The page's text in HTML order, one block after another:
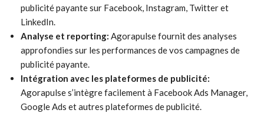
publicité payante sur Facebook, Instagram, Twitter et
LinkedIn.
Analyse et reporting: Agorapulse fournit des analyses
approfondies sur les performances de vos campagnes de
publicité payante.
Intégration avec les plateformes de publicité:
Agorapulse s’intègre facilement à Facebook Ads Manager,
Google Ads et autres plateformes de publicité.